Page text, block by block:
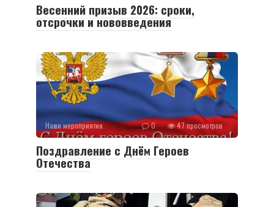
Весенний призыв 2026: сроки,
отсрочки и нововведения
Наши мероприятия 0 47 просмотров
Поздравление с Днём Героев
Отечества